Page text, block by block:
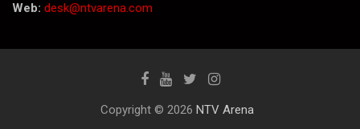
Web: desk@ntvarena.com
Copyright © 2026 NTV Arena